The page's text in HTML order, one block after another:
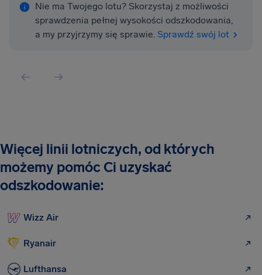
Nie ma Twojego lotu? Skorzystaj z możliwości
sprawdzenia pełnej wysokości odszkodowania,
a my przyjrzymy się sprawie. Sprawdź swój lot
Więcej linii lotniczych, od których
możemy pomóc Ci uzyskać
odszkodowanie:
Wizz Air
Ryanair
Lufthansa